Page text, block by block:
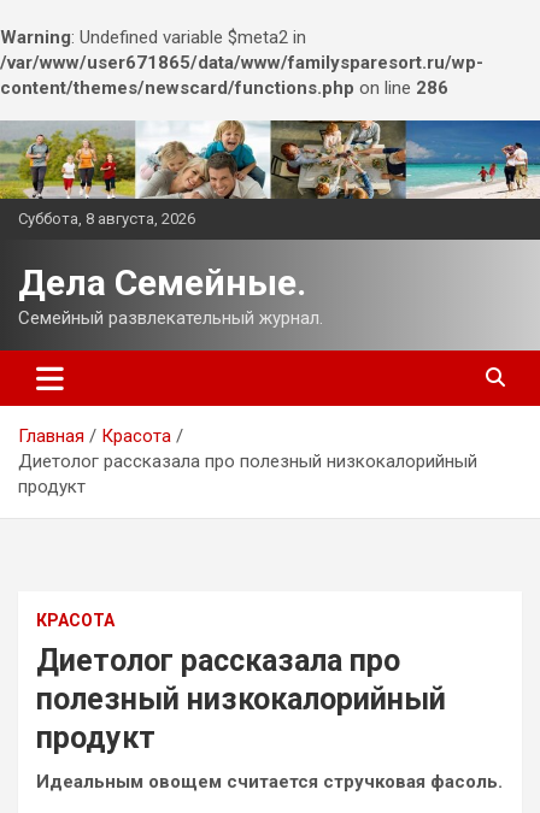
Warning: Undefined variable $meta2 in
/var/www/user671865/data/www/familysparesort.ru/wp-
content/themes/newscard/functions.php on line 286
Перейти
к
содержимому
Суббота, 8 августа, 2026
Дела Семейные.
Семейный развлекательный журнал.
Главная
Красота
Диетолог рассказала про полезный низкокалорийный
продукт
КРАСОТА
Диетолог рассказала про
полезный низкокалорийный
продукт
Идеальным овощем считается стручковая фасоль.